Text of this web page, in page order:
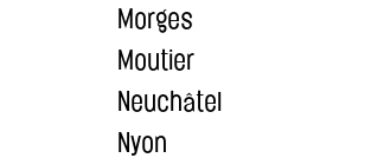
Morges
Moutier
Neuchâtel
Nyon